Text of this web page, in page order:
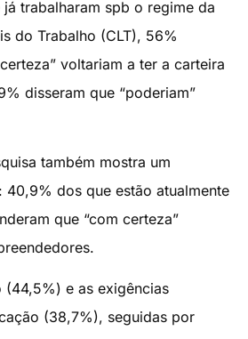
trabalharam spb o regime da
do Trabalho (CLT), 56%
voltariam a ter a carteira
disseram que “poderiam”
também mostra um
dos que estão atualmente
que “com certeza”
(44,5%) e as exigências
(38,7%), seguidas por